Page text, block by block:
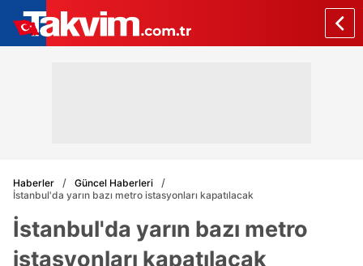
Haberler
Güncel Haberleri
İstanbul'da yarın bazı metro istasyonları kapatılacak
İstanbul'da yarın bazı metro
istasyonları kapatılacak